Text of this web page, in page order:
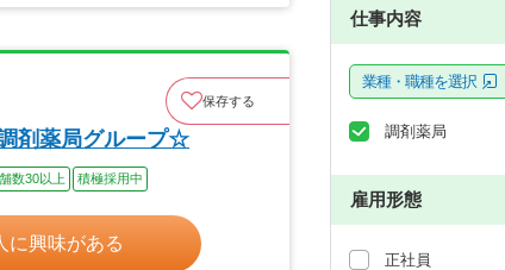
保存する
剤薬局グループ☆
数30以上 積極採用中
に興味がある
仕事内容
業種・職種を選択
調剤薬局
雇用形態
正社員